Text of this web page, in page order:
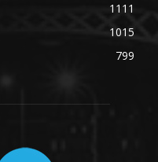
1111
1015
799